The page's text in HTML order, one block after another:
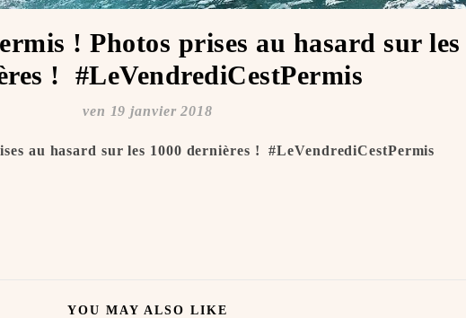
! Photos prises au hasard sur les
! ️ #LeVendrediCestPermis
ven 19 janvier 2018
au hasard sur les 1000 dernières ! ️ #LeVendrediCestPermis
YOU MAY ALSO LIKE